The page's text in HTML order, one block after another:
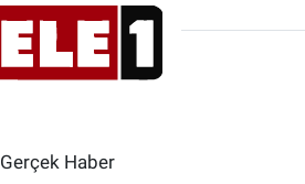
Gerçek Haber